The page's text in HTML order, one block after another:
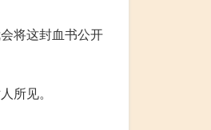
将这封血书公开
所见。